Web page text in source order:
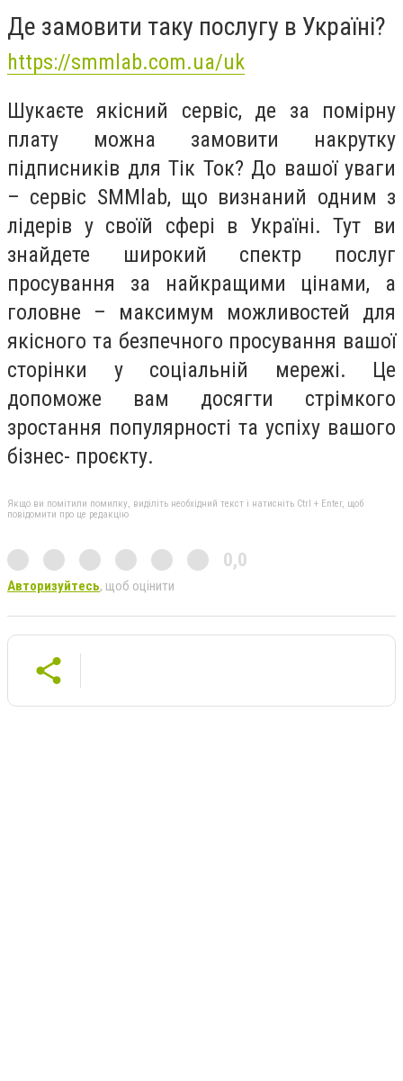
Де замовити таку послугу в Україні?
https://smmlab.com.ua/uk
Шукаєте якісний сервіс, де за помірну
плату можна замовити накрутку
підписників для Тік Ток? До вашої уваги
– сервіс SMMlab, що визнаний одним з
лідерів у своїй сфері в Україні. Тут ви
знайдете широкий спектр послуг
просування за найкращими цінами, а
головне – максимум можливостей для
якісного та безпечного просування вашої
сторінки у соціальній мережі. Це
допоможе вам досягти стрімкого
зростання популярності та успіху вашого
бізнес- проєкту.
Якщо ви помітили помилку, виділіть необхідний текст і натисніть Ctrl + Enter, щоб
повідомити про це редакцію
0,0
Авторизуйтесь, щоб оцінити